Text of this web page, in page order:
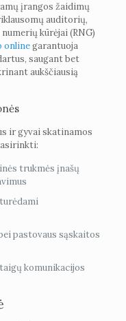
įrangos žaidimų
auditorių,
kūrėjai (RNG)
onlinegarantuoja
saugant bet
aukščiausią
ir gyvai skatinamos
trukmės įnašų
pastovaus sąskaitos
komunikacijos